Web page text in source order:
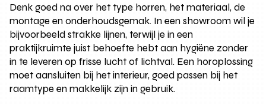
Denk goed na over het type horren, het materiaal, de
montage en onderhoudsgemak. In een showroom wil je
bijvoorbeeld strakke lijnen, terwijl je in een
praktijkruimte juist behoefte hebt aan hygiëne zonder
in te leveren op frisse lucht of lichtval. Een horoplossing
moet aansluiten bij het interieur, goed passen bij het
raamtype en makkelijk zijn in gebruik.